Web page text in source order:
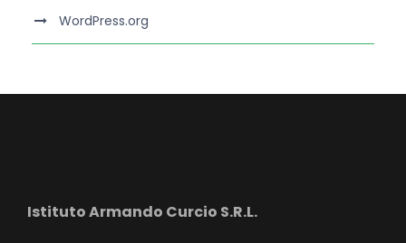
WordPress.org
Istituto Armando Curcio S.R.L.